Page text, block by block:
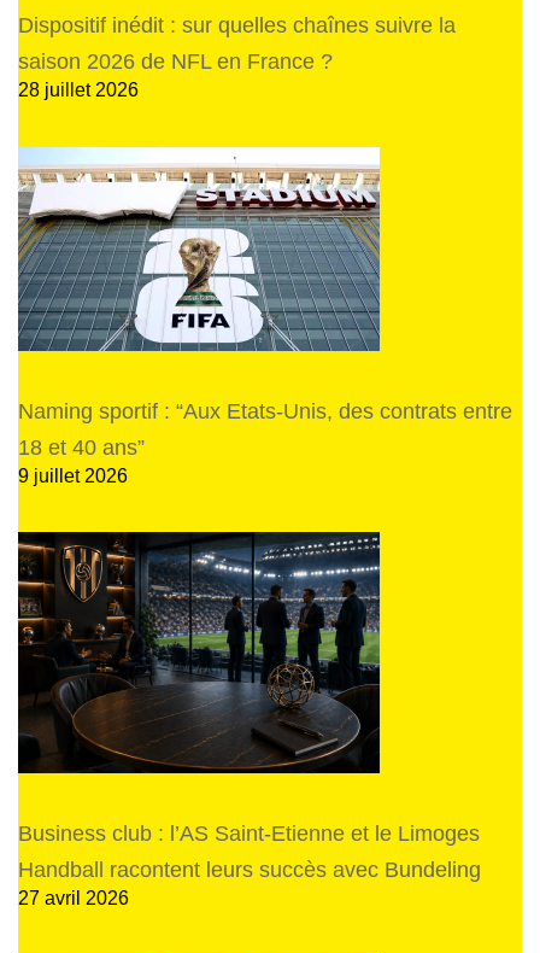
Dispositif inédit : sur quelles chaînes suivre la
saison 2026 de NFL en France ?
28 juillet 2026
Naming sportif : “Aux Etats-Unis, des contrats entre
18 et 40 ans”
9 juillet 2026
Business club : l’AS Saint-Etienne et le Limoges
Handball racontent leurs succès avec Bundeling
27 avril 2026